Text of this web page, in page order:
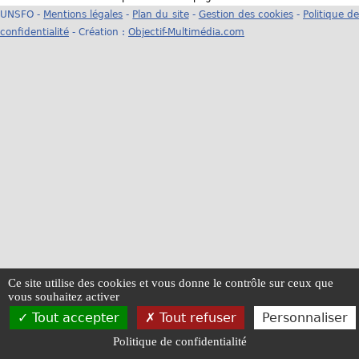
u
UNSFO - Mentions légales - Plan du site- Gestion des cookies- Politique de
confidentialité - Création : Objectif-Multimédia.com
Ce site utilise des cookies et vous donne le contrôle sur ceux que
vous souhaitez activer
Tout accepter Tout refuser Personnaliser
Politique de confidentialité